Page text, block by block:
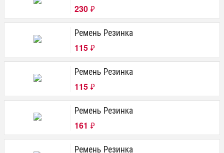
230 ₽
Ремень Резинка
115 ₽
Ремень Резинка
115 ₽
Ремень Резинка
161 ₽
Ремень Резинка